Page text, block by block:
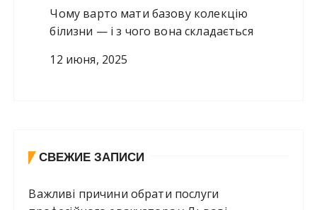
Чому варто мати базову колекцію
білизни — і з чого вона складається
12 июня, 2025
СВЕЖИЕ ЗАПИСИ
Важливі причини обрати послуги